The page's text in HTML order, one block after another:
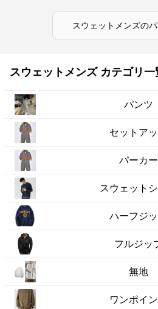
スウェットメンズの
スウェットメンズ カテゴリ一
パンツ
セットア
パーカー
スウェット
ハーフジ
フルジッ
無地
ワンポイン